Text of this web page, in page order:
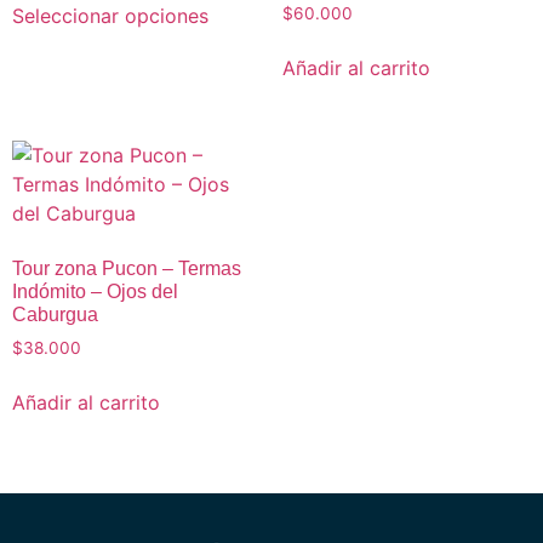
Seleccionar opciones $60.000
Añadir al carrito
Tour zona Pucon – Termas
Indómito – Ojos del
Caburgua
$38.000
Añadir al carrito